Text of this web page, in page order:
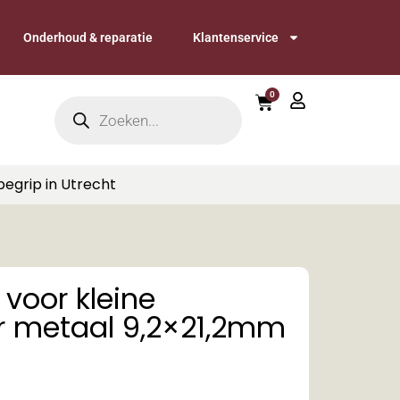
Onderhoud & reparatie Klantenservice
0
in Utrecht
kleine
9,2×21,2mm